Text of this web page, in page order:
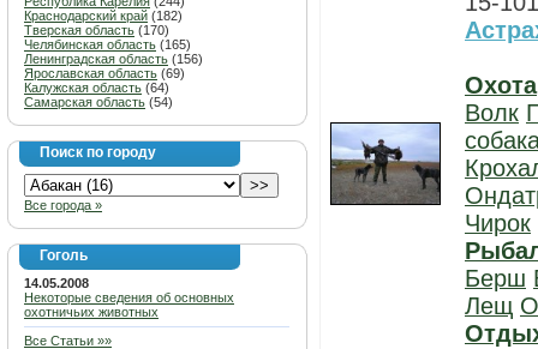
Краснодарский край (182)
Тверская область (170)
Челябинская область (165)
Ленинградская область (156)
Ярославская область (69)
Калужская область (64)
Самарская область (54)
Поиск по городу
Все города »
Гоголь
14.05.2008
Некоторые сведения об основных
охотничьих животных
Все Статьи »»
Охота
Волк
Чирок
Берш
Лещ